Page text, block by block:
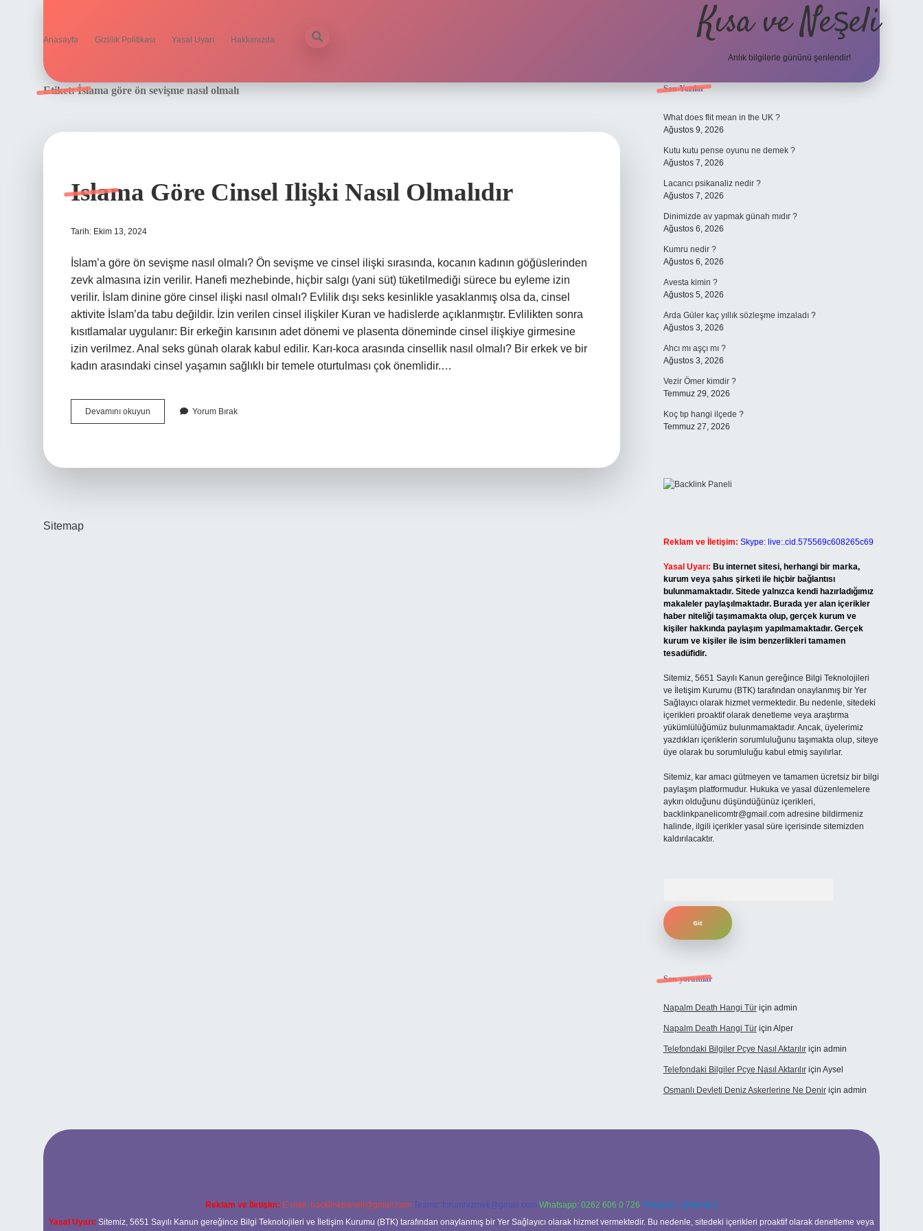
Anasayfa Gizlilik Politikası Yasal Uyarı Hakkımızda Kısa ve Neşeli
Anlık bilgilerle gününü şenlendir!
Etiket:İslama göre ön sevişme nasıl olmalı
Islama Göre Cinsel Ilişki Nasıl Olmalıdır
Tarih: Ekim 13, 2024
İslam’a göre ön sevişme nasıl olmalı? Ön sevişme ve cinsel ilişki sırasında, kocanın kadının göğüslerinden
zevk almasına izin verilir. Hanefi mezhebinde, hiçbir salgı (yani süt) tüketilmediği sürece bu eyleme izin
verilir. İslam dinine göre cinsel ilişki nasıl olmalı? Evlilik dışı seks kesinlikle yasaklanmış olsa da, cinsel
aktivite İslam’da tabu değildir. İzin verilen cinsel ilişkiler Kuran ve hadislerde açıklanmıştır. Evlilikten sonra
kısıtlamalar uygulanır: Bir erkeğin karısının adet dönemi ve plasenta döneminde cinsel ilişkiye girmesine
izin verilmez. Anal seks günah olarak kabul edilir. Karı-koca arasında cinsellik nasıl olmalı? Bir erkek ve bir
kadın arasındaki cinsel yaşamın sağlıklı bir temele oturtulması çok önemlidir.…
Devamını okuyun
Göre
Yorum Bırak
Sitemap
Sidebar
Son Yazılar
What does flit mean in the UK ?
Ağustos 9, 2026
Kutu kutu pense oyunu ne demek ?
Ağustos 7, 2026
Lacancı psikanaliz nedir ?
Ağustos 7, 2026
Dinimizde av yapmak günah mıdır ?
Ağustos 6, 2026
Kumru nedir ?
Ağustos 6, 2026
Avesta kimin ?
Ağustos 5, 2026
Arda Güler kaç yıllık sözleşme imzaladı ?
Ağustos 3, 2026
Ahcı mı aşçı mı ?
Ağustos 3, 2026
Vezir Ömer kimdir ?
Temmuz 29, 2026
Koç tıp hangi ilçede ?
Temmuz 27, 2026
Reklam ve İletişim: Skype: live:.cid.575569c608265c69
Yasal Uyarı: Bu internet sitesi, herhangi bir marka,
kurum veya şahıs şirketi ile hiçbir bağlantısı
bulunmamaktadır. Sitede yalnızca kendi hazırladığımız
makaleler paylaşılmaktadır. Burada yer alan içerikler
haber niteliği taşımamakta olup, gerçek kurum ve
kişiler hakkında paylaşım yapılmamaktadır. Gerçek
kurum ve kişiler ile isim benzerlikleri tamamen
tesadüfidir.
Sitemiz, 5651 Sayılı Kanun gereğince Bilgi Teknolojileri
ve İletişim Kurumu (BTK) tarafından onaylanmış bir Yer
Sağlayıcı olarak hizmet vermektedir. Bu nedenle, sitedeki
içerikleri proaktif olarak denetleme veya araştırma
yükümlülüğümüz bulunmamaktadır. Ancak, üyelerimiz
yazdıkları içeriklerin sorumluluğunu taşımakta olup, siteye
üye olarak bu sorumluluğu kabul etmiş sayılırlar.
Sitemiz, kar amacı gütmeyen ve tamamen ücretsiz bir bilgi
paylaşım platformudur. Hukuka ve yasal düzenlemelere
aykırı olduğunu düşündüğünüz içerikleri,
backlinkpanelicomtr@gmail.comadresine bildirmeniz
halinde, ilgili içerikler yasal süre içerisinde sitemizden
kaldırılacaktır.
Son yorumlar
Napalm Death Hangi Türiçin admin
Napalm Death Hangi Türiçin Alper
Telefondaki Bilgiler Pcye Nasıl Aktarılıriçin admin
Telefondaki Bilgiler Pcye Nasıl Aktarılıriçin Aysel
Osmanlı Devleti Deniz Askerlerine Ne Deniriçin admin
Reklam ve İletişim: E-mail: backlinkpaneli@gmail.com Teams: forumhizmeti@gmail.com Whatsapp: 0262 606 0 726 Telegram: @karabul
Yasal Uyarı: Sitemiz, 5651 Sayılı Kanun gereğince Bilgi Teknolojileri ve İletişim Kurumu (BTK) tarafından onaylanmış bir Yer Sağlayıcı olarak hizmet vermektedir. Bu nedenle, sitedeki içerikleri proaktif olarak denetleme veya